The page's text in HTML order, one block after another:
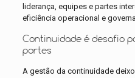
liderança, equipes e partes
eficiência operacional e
Continuidade é desafio
portes
A gestão da continuidade